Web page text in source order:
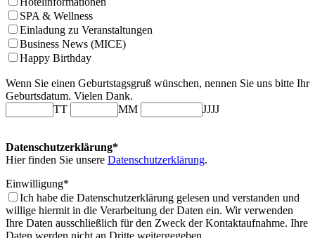
SPA & Wellness
Einladung zu Veranstaltungen
Business News (MICE)
Happy Birthday
Wenn Sie einen Geburtstagsgruß wünschen, nennen Sie uns bitte Ihr
Geburtsdatum. Vielen Dank.
TT
MM JJJJ
Datenschutzerklärung*
Hier finden Sie unsere Datenschutzerklärung.
Einwilligung*
Ich habe die Datenschutzerklärung gelesen und verstanden und
willige hiermit in die Verarbeitung der Daten ein. Wir verwenden
Ihre Daten ausschließlich für den Zweck der Kontaktaufnahme. Ihre